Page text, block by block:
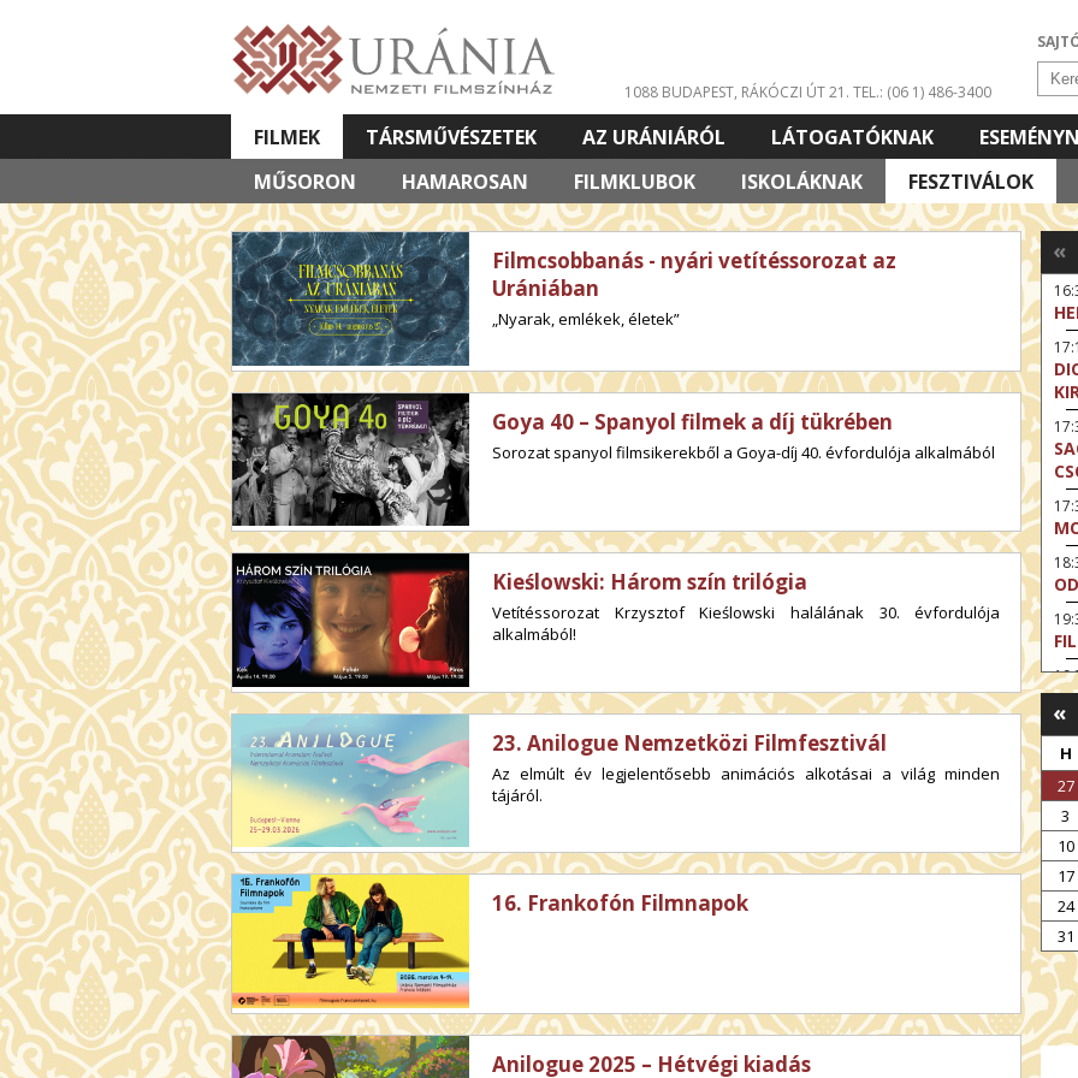
1088 BUDAPEST, RÁKÓCZI ÚT 21. TEL.: (06 1) 486-3400
FILMEK
MŰSORON
HAMAROSAN FILMKLUBOK ISKOLÁKNAK FESZTIVÁLOK
TÁRSMŰVÉSZETEK AZ URÁNIÁRÓL LÁTOGATÓKNAK
VETÍTETT KÉPES ELŐADÁSOK
Filmcsobbanás - nyári vetítéssorozat az
Urániában
„Nyarak, emlékek, életek”
Goya 40 – Spanyol filmek a díj tükrében
Sorozat spanyol filmsikerekből a Goya-díj 40. évfordulója alkalmából
Kieślowski: Három szín trilógia
Vetítéssorozat Krzysztof Kieślowski halálának 30. évfordulója
alkalmából!
23. Anilogue Nemzetközi Filmfesztivál
Az elmúlt év legjelentősebb animációs alkotásai a világ minden
tájáról.
16. Frankofón Filmnapok
Anilogue 2025 – Hétvégi kiadás
«
A
«
H
27
3
10
17
24
31